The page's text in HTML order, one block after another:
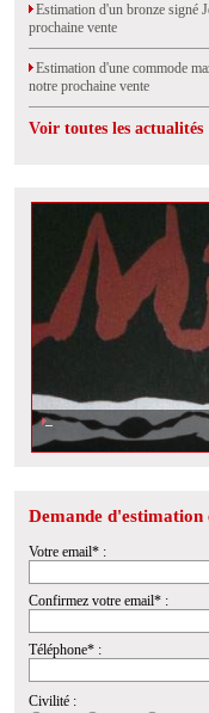
Estimation d'un bronze signé
prochaine vente
Estimation d'une commode
notre prochaine vente
Voir toutes les actualités
Demande d'estimation
Votre email* :
Confirmez votre email* :
Téléphone* :
Civilité :